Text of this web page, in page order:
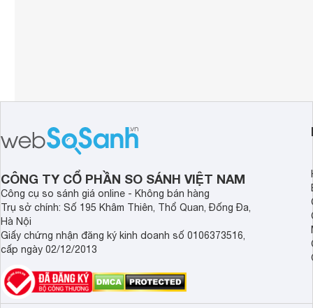
CÔNG TY CỔ PHẦN SO SÁNH VIỆT NAM
Công cụ so sánh giá online - Không bán hàng
Trụ sở chính: Số 195 Khâm Thiên, Thổ Quan, Đống Đa,
Hà Nội
Giấy chứng nhận đăng ký kinh doanh số 0106373516,
cấp ngày 02/12/2013